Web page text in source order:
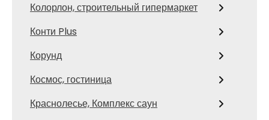
Колорлон, строительный гипермаркет
Конти Plus
Корунд
Космос, гостиница
Краснолесье, Комплекс саун